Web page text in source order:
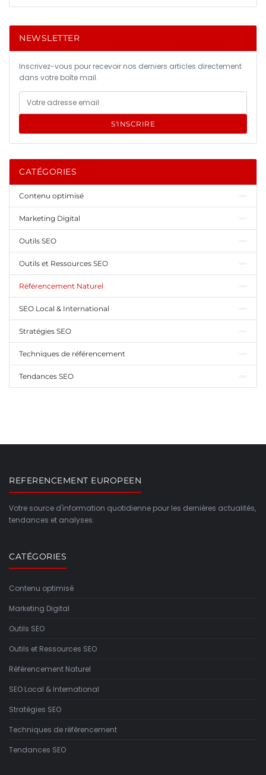
NEWSLETTER
Inscrivez-vous pour recevoir nos derniers articles directement
dans votre boîte mail.
S'INSCRIRE
CATÉGORIES
Contenu optimisé
Marketing Digital
Outils SEO
Outils et Ressources SEO
Référencement Naturel
SEO Local & International
Stratégies SEO
Techniques de référencement
Tendances SEO
REFERENCEMENT EUROPEEN
Votre source d'information quotidienne pour les dernières actualités,
tendances et analyses.
CATÉGORIES
Contenu optimisé
Marketing Digital
Outils SEO
Outils et Ressources SEO
Référencement Naturel
SEO Local & International
Stratégies SEO
Techniques de référencement
Tendances SEO